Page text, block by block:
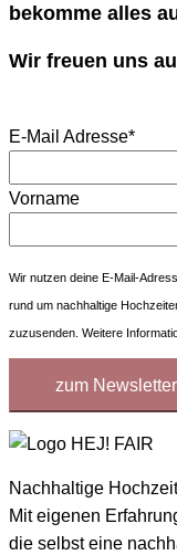
bekomme alles
Wir freuen uns
E-Mail Adresse*
Vorname
Wir nutzen deine E-Mail-
rund um nachhaltige
zuzusenden. Weitere
Nachhaltige
Mit eigenen
die selbst eine